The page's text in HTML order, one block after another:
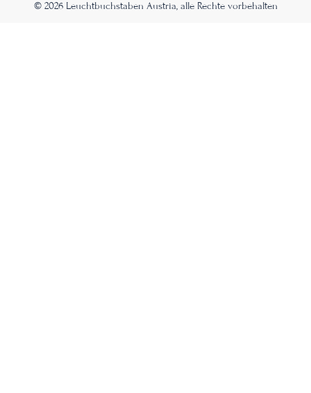
© 2026 Leuchtbuchstaben Austria, alle Rechte vorbehalten